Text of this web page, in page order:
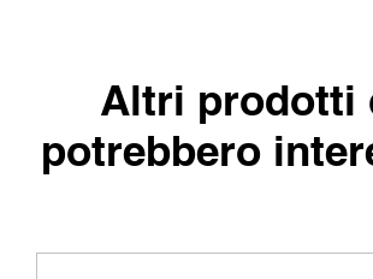
Altri prodotti
potrebbero